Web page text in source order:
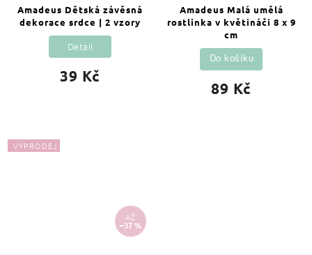
Amadeus Dětská závěsná
dekorace srdce | 2 vzory
39 Kč
Detail
Amadeus Malá umělá
rostlinka v květináči 8 x 9
cm
89 Kč
Do košíku
VÝPRODEJ
AŽ
–37 %